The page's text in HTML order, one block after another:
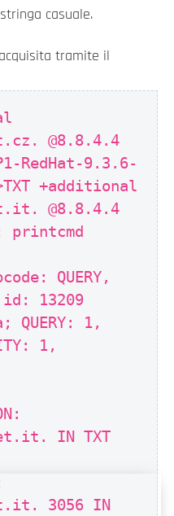
casuale.
tramite il
@8.8.4.4
RedHat-9.3.6-
+additional
@8.8.4.4
QUERY,
id: 13209
1,
1,
IN TXT
3056 IN